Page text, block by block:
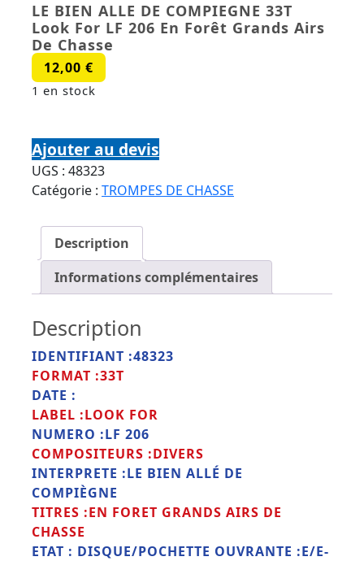
LE BIEN ALLE DE COMPIEGNE 33T
Look For LF 206 En Forêt Grands Airs
De Chasse
12,00 €
1 en stock
Look For LF 206 En Forêt Grands Airs De Chasse
Ajouter au devis
UGS : 48323
Catégorie : TROMPES DE CHASSE
Description
Informations complémentaires
Description
IDENTIFIANT :48323
FORMAT :33T
DATE :
LABEL :LOOK FOR
NUMERO :LF 206
COMPOSITEURS :DIVERS
INTERPRETE :LE BIEN ALLÉ DE
COMPIÈGNE
TITRES :EN FORET GRANDS AIRS DE
CHASSE
ETAT : DISQUE/POCHETTE OUVRANTE :E/E-